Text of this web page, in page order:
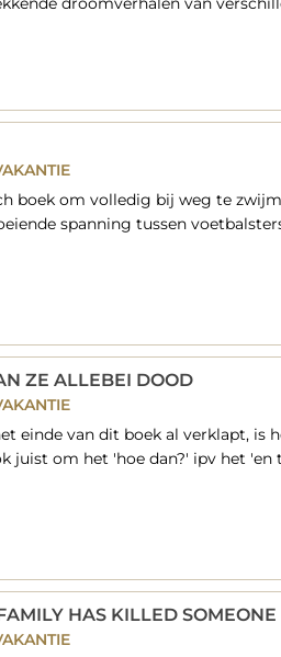
boek om volledig bij weg te
spanning tussen
ZE ALLEBEI DOOD
einde van dit boek al verklapt,
juist om het 'hoe dan?' ipv het 'en
HAS KILLED SOMEONE